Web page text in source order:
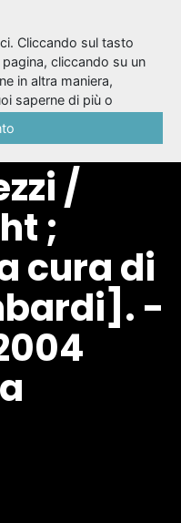
:
di
/
;
cura di
-
Cliccando sul tasto
cliccando su un
in altra maniera,
saperne di più o